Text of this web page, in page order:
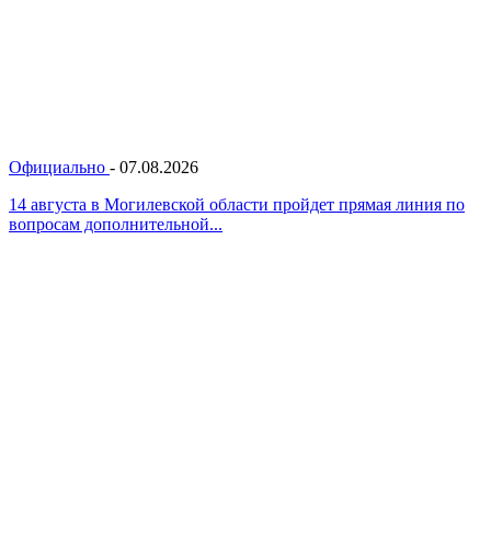
Официально - 07.08.2026
14 августа в Могилевской области пройдет прямая линия по
вопросам дополнительной...